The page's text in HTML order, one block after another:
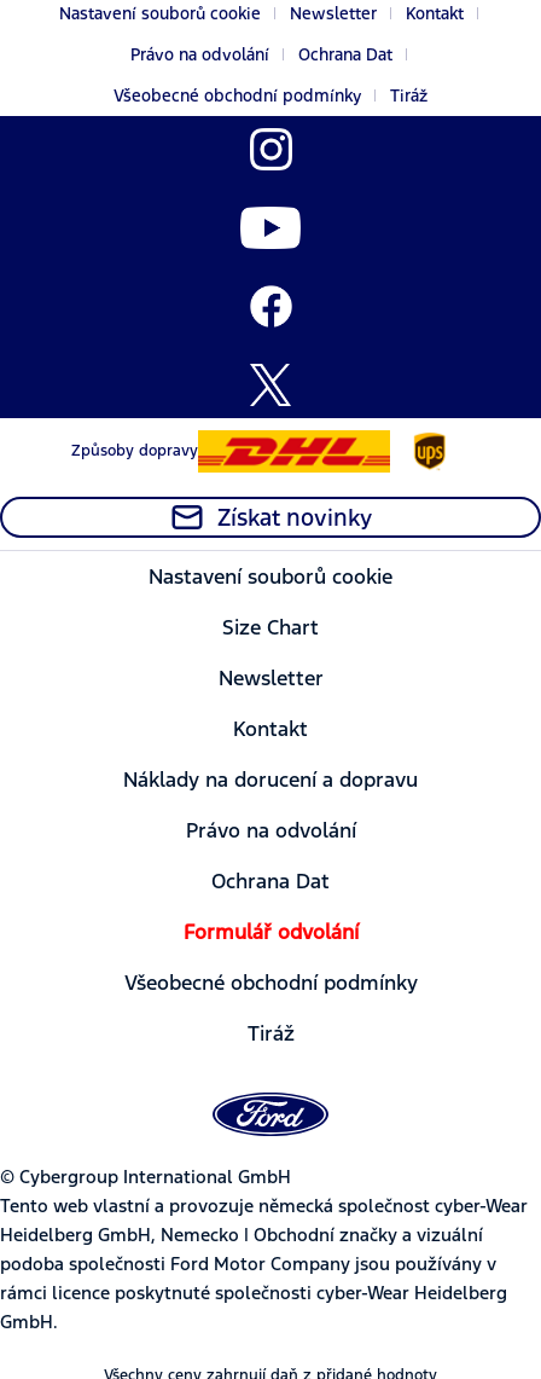
Nastavení souborů cookie Newsletter
Kontakt
Právo na odvolání
Ochrana Dat
Všeobecné obchodní podmínky
Tiráž
Způsoby dopravy
Získat novinky
Nastavení souborů cookie
Size Chart
Newsletter
Kontakt
Náklady na dorucení a dopravu
Právo na odvolání
Ochrana Dat
Formulář odvolání
Všeobecné obchodní podmínky
Tiráž
© Cybergroup International GmbH
Tento web vlastní a provozuje německá společnost cyber-Wear
Heidelberg GmbH, Nemecko | Obchodní značky a vizuální
podoba společnosti Ford Motor Company jsou používány v
rámci licence poskytnuté společnosti cyber-Wear Heidelberg
GmbH.
Všechny ceny zahrnují daň z přidané hodnoty